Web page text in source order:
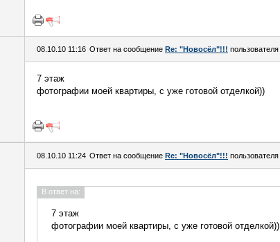
08.10.10 11:16 Ответ на сообщение Re: "Новосёл"!!! пользователя
7 этаж
фотографии моей квартиры, с уже готовой отделкой))
08.10.10 11:24 Ответ на сообщение Re: "Новосёл"!!! пользователя
В ответ на:
7 этаж
фотографии моей квартиры, с уже готовой отделкой))